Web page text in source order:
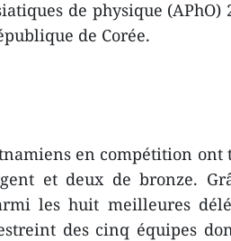
de physique (APhO)
de Corée.
en compétition ont
et deux de bronze.
les huit meilleures
des cinq équipes